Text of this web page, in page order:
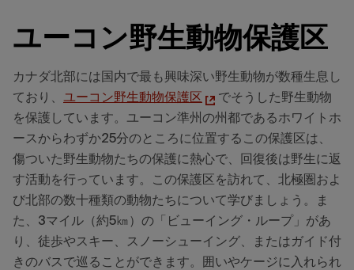
ユーコン野生動物保護区
カナダ北部には国内で最も興味深い野生動物が数種生息し
ており、 ユーコン野生動物保護区
でそうした野生動物
を保護しています。ユーコン準州の州都であるホワイトホ
ースからわずか25分のところに位置するこの保護区は、
傷ついた野生動物たちの保護に熱心で、回復後は野生に返
す活動を行っています。この保護区を訪れて、北極圏およ
び北部の数十種類の動物たちについて学びましょう。ま
た、3マイル（約5㎞）の「ビューイング・ループ」があ
り、徒歩やスキー、スノーシューイング、またはガイド付
きのバスで巡ることができます。囲いやケージに入れられ